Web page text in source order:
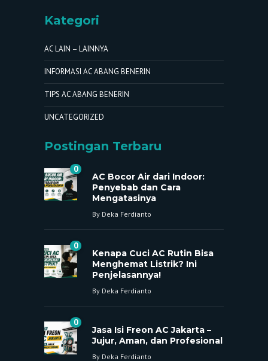
Kategori
AC LAIN – LAINNYA
INFORMASI AC ABANG BENERIN
TIPS AC ABANG BENERIN
UNCATEGORIZED
Postingan Terbaru
0
AC Bocor Air dari Indoor:
Penyebab dan Cara
Mengatasinya
By Deka Ferdianto
0
Kenapa Cuci AC Rutin Bisa
Menghemat Listrik? Ini
Penjelasannya!
By Deka Ferdianto
0
Jasa Isi Freon AC Jakarta –
Jujur, Aman, dan Profesional
By Deka Ferdianto